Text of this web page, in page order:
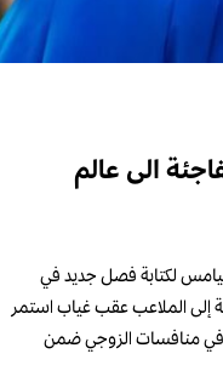
الى عالم
لكتابة فصل جديد في
إلى الملاعب عقب غياب استمر
في منافسات الزوجي ضمن